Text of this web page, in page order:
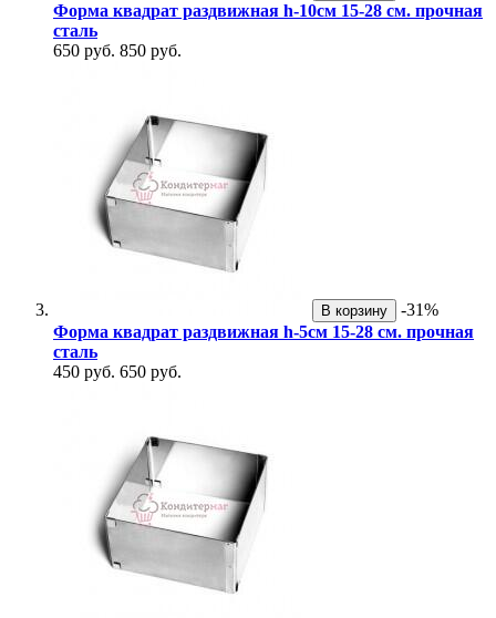
Форма квадрат раздвижная h-10см 15-28 см. прочная
сталь
650 руб. 850 руб.
В корзину
-31%
Форма квадрат раздвижная h-5см 15-28 см. прочная
сталь
450 руб. 650 руб.